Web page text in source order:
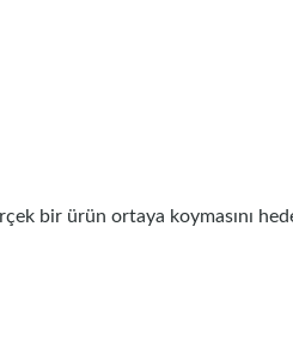
bir ürün ortaya koymasını